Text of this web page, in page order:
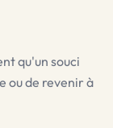
qu'un souci
ou de revenir à